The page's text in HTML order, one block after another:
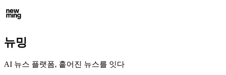
뉴밍
AI 뉴스 플랫폼, 흩어진 뉴스를 잇다